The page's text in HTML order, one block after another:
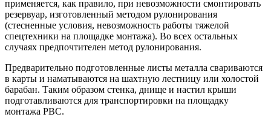
применяется, как правило, при невозможности смонтировать
резервуар, изготовленный методом рулонирования
(стесненные условия, невозможность работы тяжелой
спецтехники на площадке монтажа). Во всех остальных
случаях предпочтителен метод рулонирования.
Предварительно подготовленные листы металла свариваются
в карты и наматываются на шахтную лестницу или холостой
барабан. Таким образом стенка, днище и настил крыши
подготавливаются для транспортировки на площадку
монтажа РВС.